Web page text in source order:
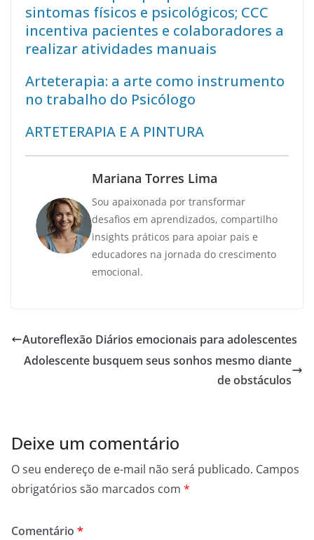
sintomas físicos e psicológicos; CCC
incentiva pacientes e colaboradores a
realizar atividades manuais
Arteterapia: a arte como instrumento
no trabalho do Psicólogo
ARTETERAPIA E A PINTURA
Mariana Torres Lima
Sou apaixonada por transformar
desafios em aprendizados, compartilho
insights práticos para apoiar pais e
educadores na jornada do crescimento
emocional.
Autoreflexão Diários emocionais para adolescentes
Adolescente busquem seus sonhos mesmo diante
de obstáculos
Deixe um comentário
O seu endereço de e-mail não será publicado. Campos
obrigatórios são marcados com *
Comentário *